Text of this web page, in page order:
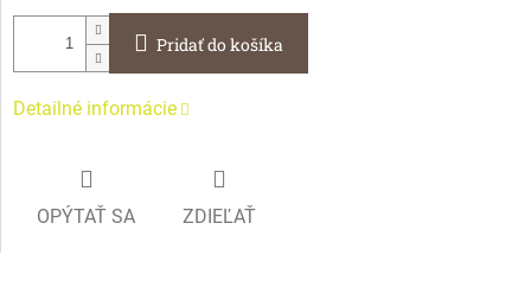
Pridať do košíka
Detailné informácie
OPÝTAŤ SA ZDIEĽAŤ